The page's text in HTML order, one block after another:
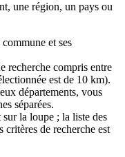
une région, un pays ou
et ses
recherche compris entre
est de 10 km).
départements, vous
séparées.
la loupe ; la liste des
de recherche est